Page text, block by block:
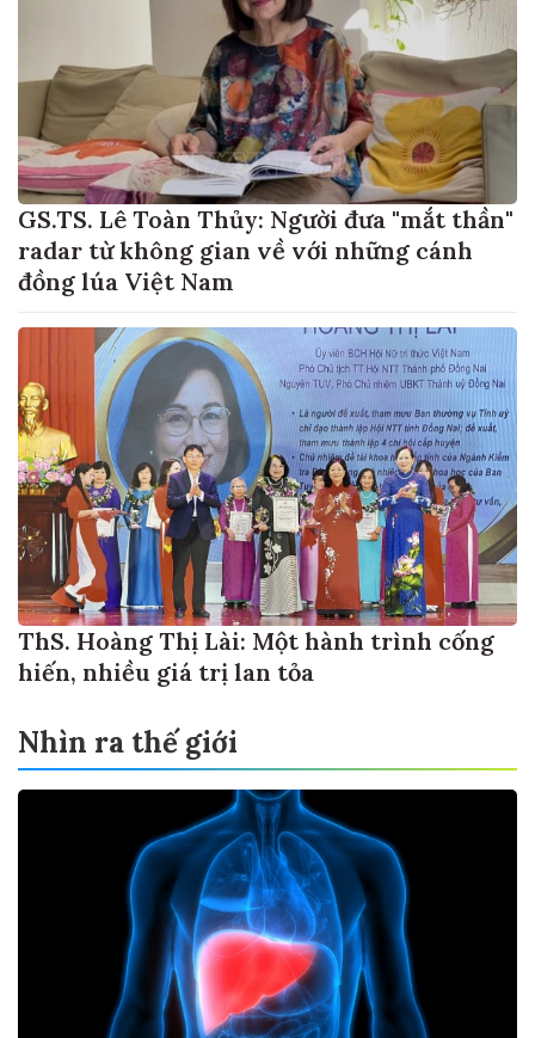
GS.TS. Lê Toàn Thủy: Người đưa "mắt thần"
radar từ không gian về với những cánh
đồng lúa Việt Nam
ThS. Hoàng Thị Lài: Một hành trình cống
hiến, nhiều giá trị lan tỏa
Nhìn ra thế giới